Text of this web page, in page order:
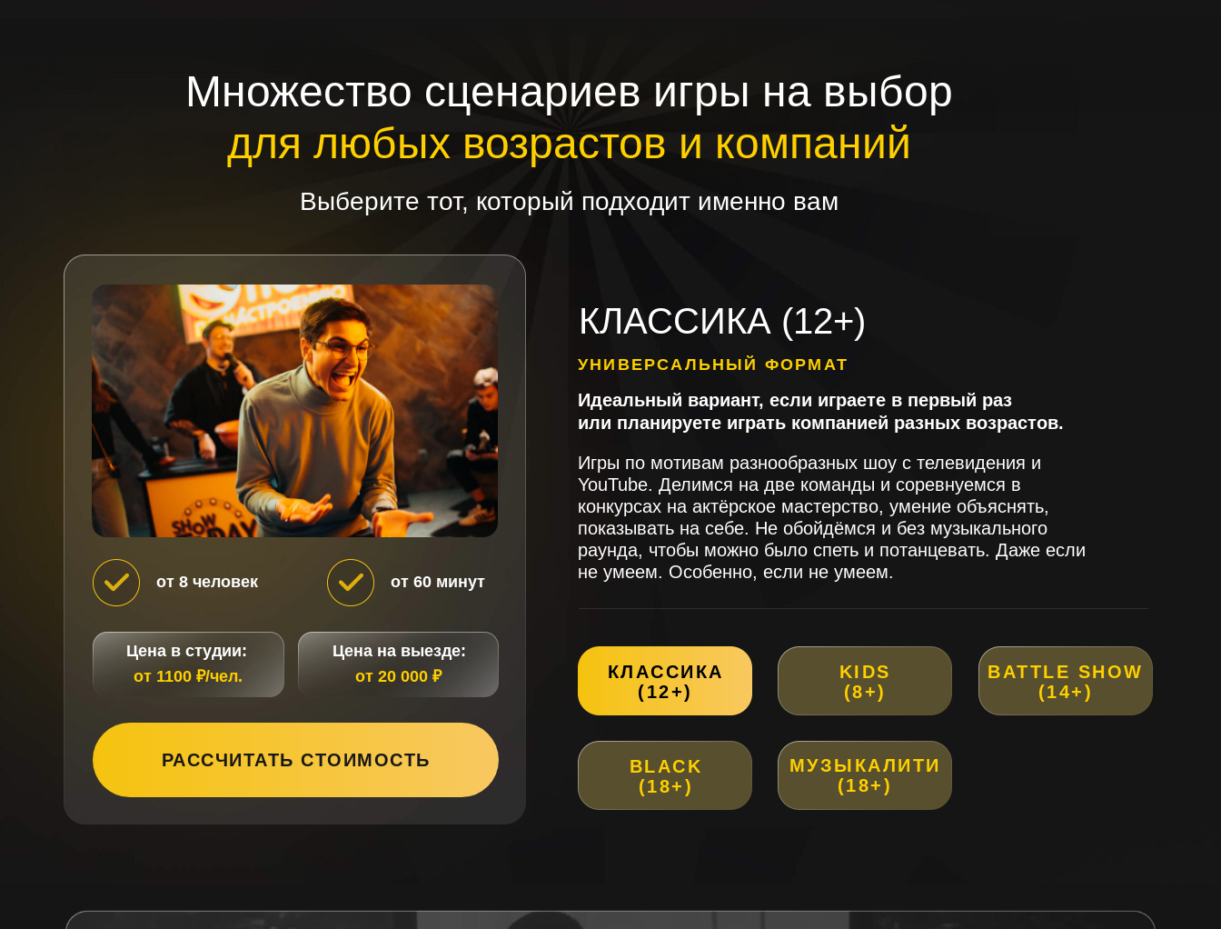
Множество сценариев игры на выбор
для любых возрастов и компаний
Выберите тот, который подходит именно вам
РАССЧИТАТЬ СТОИМОСТЬ
КЛАССИКА
(12+)
KIDS
(8+)
BATTLE SHOW
(14+)
МУЗЫКАЛИТИ
(18+)
BLACK
(18+)
КЛАССИКА (12+)
УНИВЕРСАЛЬНЫЙ ФОРМАТ
Игры по мотивам разнообразных шоу с телевидения и
YouTube. Делимся на две команды и соревнуемся в
конкурсах на актёрское мастерство, умение объяснять,
показывать на себе. Не обойдёмся и без музыкального
раунда, чтобы можно было спеть и потанцевать. Даже если
не умеем. Особенно, если не умеем.
Идеальный вариант, если играете в первый раз
или планируете играть компанией разных возрастов.
Цена в студии:
Цена на выезде:
от 1100 ₽/чел.
от 20 000 ₽
от 8 человек от 60 минут